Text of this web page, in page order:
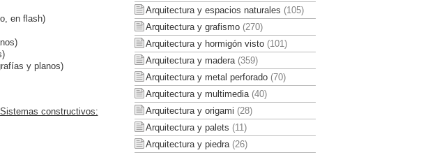
en flash)
y planos)
Sistemas constructivos:
Arquitectura y espacios naturales (105)
Arquitectura y grafismo(270)
Arquitectura y hormigón visto(101)
Arquitectura y madera(359)
Arquitectura y metal perforado(70)
Arquitectura y multimedia(40)
Arquitectura y origami (28)
Arquitectura y palets (11)
Arquitectura y piedra(26)